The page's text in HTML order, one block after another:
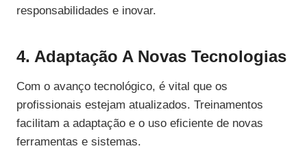
responsabilidades e inovar.
4. Adaptação A Novas Tecnologias
Com o avanço tecnológico, é vital que os
profissionais estejam atualizados. Treinamentos
facilitam a adaptação e o uso eficiente de novas
ferramentas e sistemas.